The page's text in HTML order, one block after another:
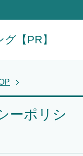
【PR】
ーポリシ